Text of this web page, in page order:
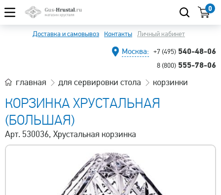
0
Доставка и самовывоз Контакты Личный кабинет
Москва: +7 (495) 540-48-06
8 (800) 555-78-06
главная для сервировки стола корзинки
КОРЗИНКА ХРУСТАЛЬНАЯ
(БОЛЬШАЯ)
Арт. 530036, Хрустальная корзинка